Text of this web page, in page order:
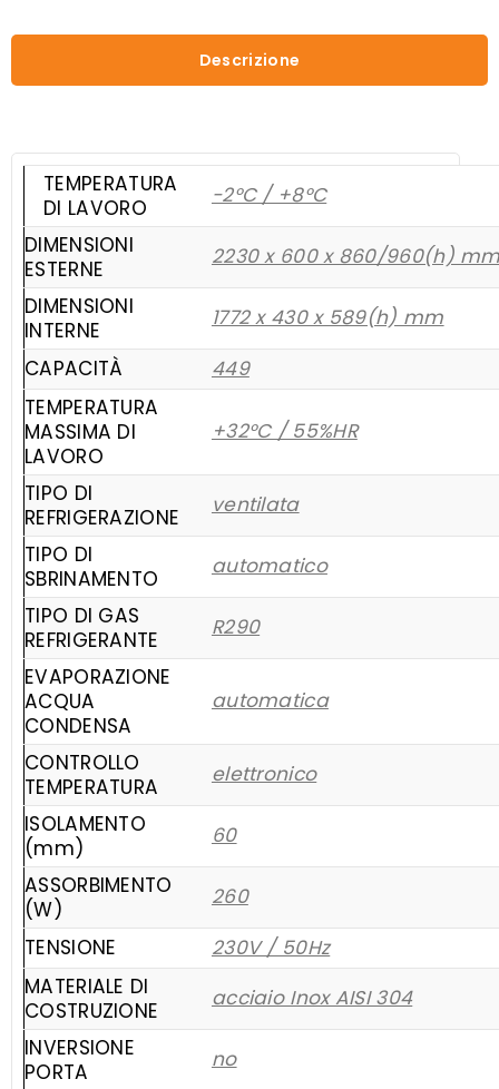
Descrizione
TEMPERATURA
DI LAVORO
-2°C / +8°C
DIMENSIONI
ESTERNE
2230 x 600 x 860/960(h)
DIMENSIONI
INTERNE
1772 x 430 x 589(h) mm
CAPACITÀ
449
TEMPERATURA
MASSIMA DI
LAVORO
+32°C / 55%HR
TIPO DI
REFRIGERAZIONE
ventilata
TIPO DI
SBRINAMENTO
automatico
TIPO DI GAS
REFRIGERANTE
R290
EVAPORAZIONE
ACQUA
CONDENSA
automatica
CONTROLLO
TEMPERATURA
elettronico
ISOLAMENTO
(mm)
60
ASSORBIMENTO
(W)
260
TENSIONE
230V / 50Hz
MATERIALE DI
COSTRUZIONE
acciaio Inox AISI 304
INVERSIONE
PORTA
no